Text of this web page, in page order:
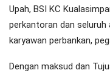
Upah, BSI KC
perkantoran dan
karyawan perbankan,
Dengan maksud dan